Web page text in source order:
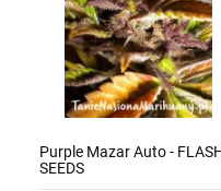
Purple Mazar Auto -
SEEDS